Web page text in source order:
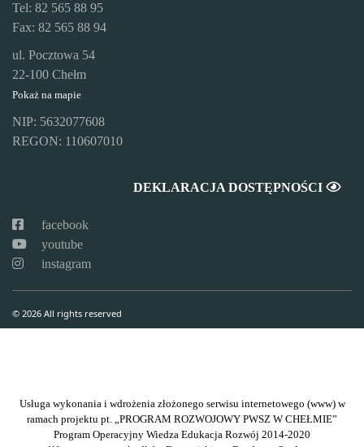
Tel: 82 565 88 95
Fax: 82 565 88 94
ul. Pocztowa 54
22-100 Chełm
Pokaż na mapie
NIP: 5632077608
REGON: 110607010
DEKLARACJA DOSTĘPNOŚCI
facebook
youtube
instagram
© 2026 All rights reserved
Usługa wykonania i wdrożenia złożonego serwisu internetowego (www) w
ramach projektu pt. „PROGRAM ROZWOJOWY PWSZ W CHEŁMIE”
Program Operacyjny Wiedza Edukacja Rozwój 2014-2020